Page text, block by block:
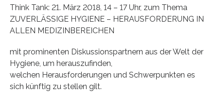
Think Tank: 21. März 2018, 14 – 17 Uhr, zum Thema
ZUVERLÄSSIGE HYGIENE – HERAUSFORDERUNG IN
ALLEN MEDIZINBEREICHEN
mit prominenten Diskussionspartnern aus der Welt der
Hygiene, um herauszufinden,
welchen Herausforderungen und Schwerpunkten es
sich künftig zu stellen gilt.